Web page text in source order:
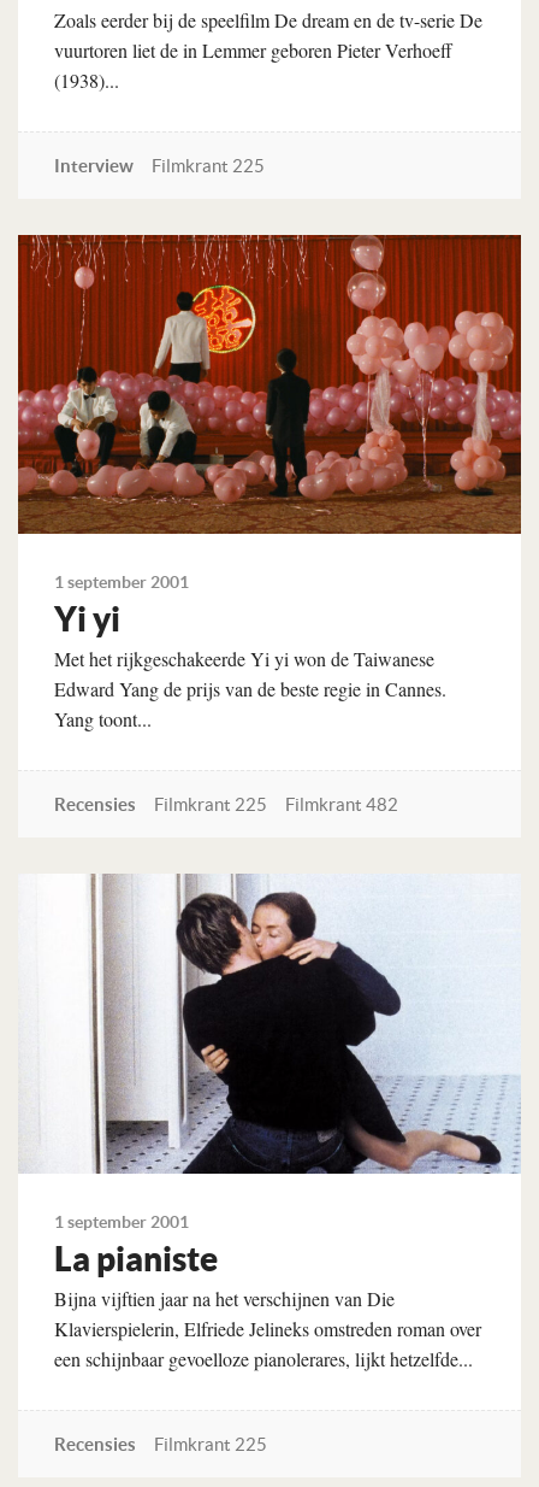
Zoals eerder bij de speelfilm De dream en de tv-serie De
vuurtoren liet de in Lemmer geboren Pieter Verhoeff
(1938)...
Interview Filmkrant 225
Lees verder
1 september 2001
Yi yi
Met het rijkgeschakeerde Yi yi won de Taiwanese
Edward Yang de prijs van de beste regie in Cannes.
Yang toont...
Recensies Filmkrant 225 Filmkrant 482
Lees verder
1 september 2001
La pianiste
Bijna vijftien jaar na het verschijnen van Die
Klavierspielerin, Elfriede Jelineks omstreden roman over
een schijnbaar gevoelloze pianolerares, lijkt hetzelfde...
Recensies Filmkrant 225